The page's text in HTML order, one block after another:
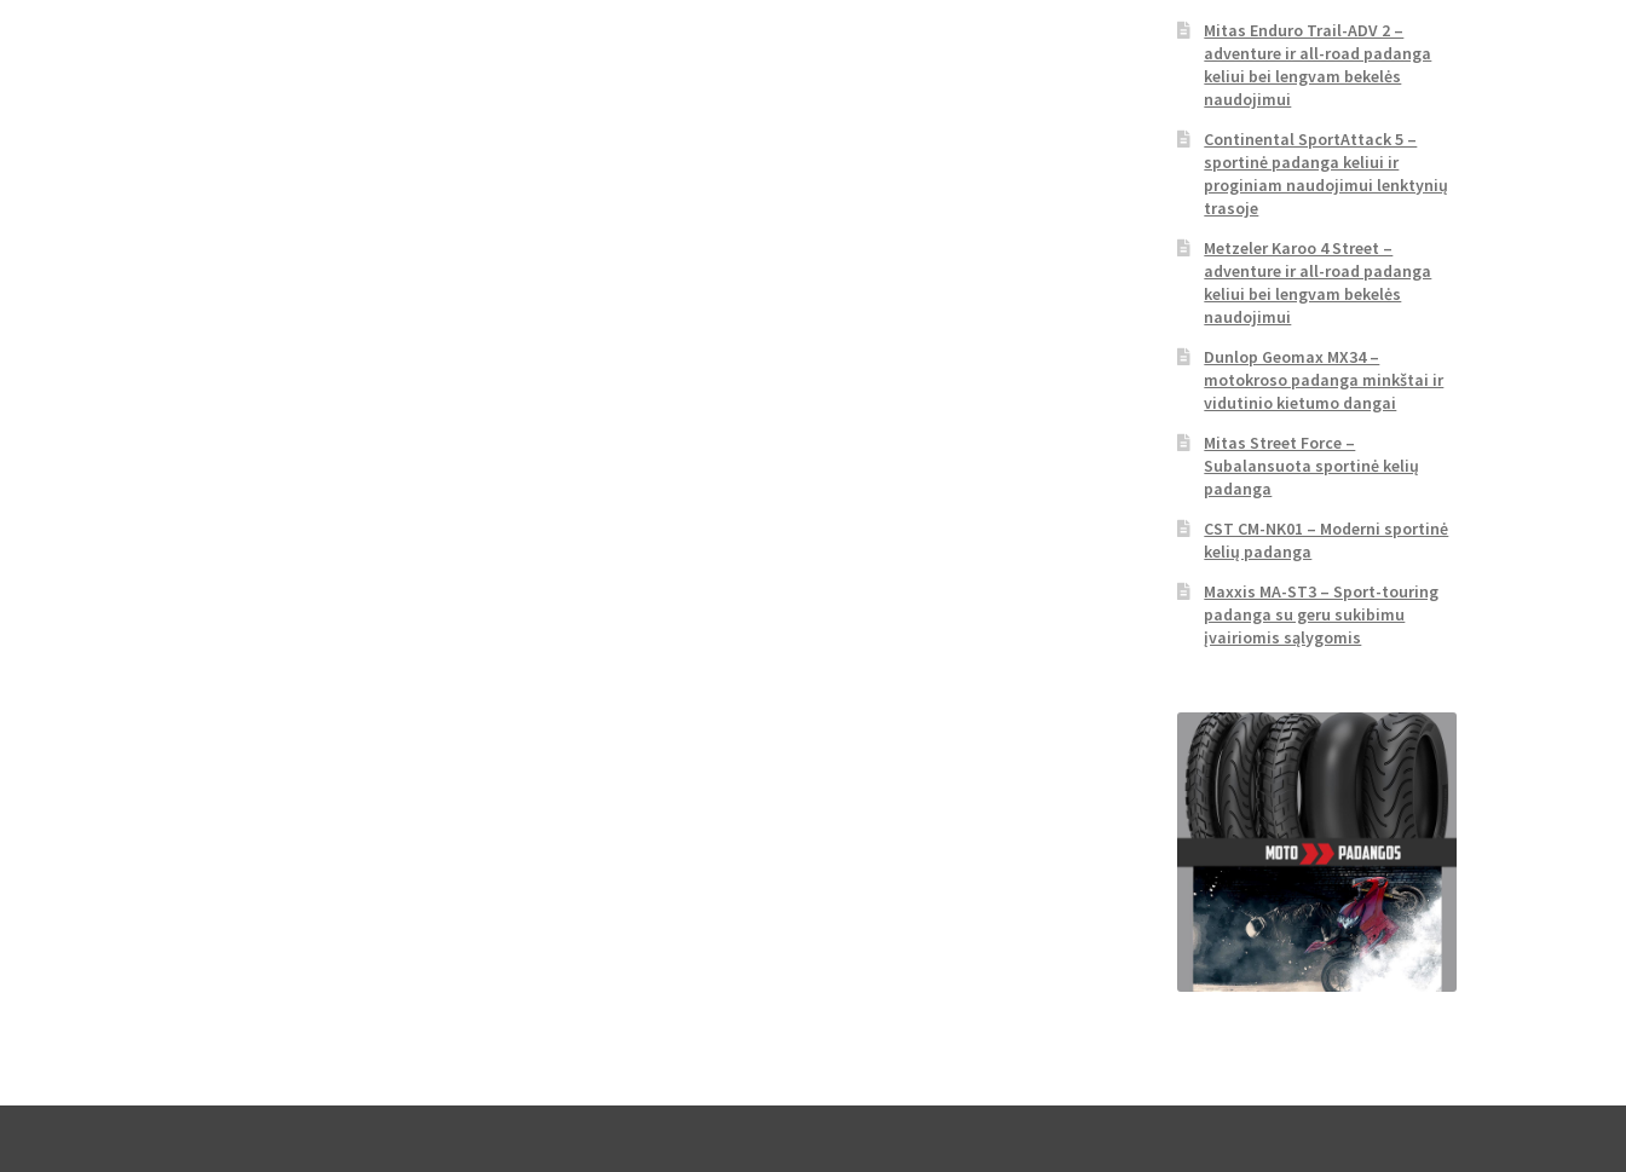
Mitas Enduro Trail-ADV 2 –
adventure ir all-road padanga
keliui bei lengvam bekelės
naudojimui
Continental SportAttack 5 –
sportinė padanga keliui ir
proginiam naudojimui lenktynių
trasoje
Metzeler Karoo 4 Street –
adventure ir all-road padanga
keliui bei lengvam bekelės
naudojimui
Dunlop Geomax MX34 –
motokroso padanga minkštai ir
vidutinio kietumo dangai
Mitas Street Force –
Subalansuota sportinė kelių
padanga
CST CM-NK01 – Moderni sportinė
kelių padanga
Maxxis MA-ST3 – Sport-touring
padanga su geru sukibimu
įvairiomis sąlygomis